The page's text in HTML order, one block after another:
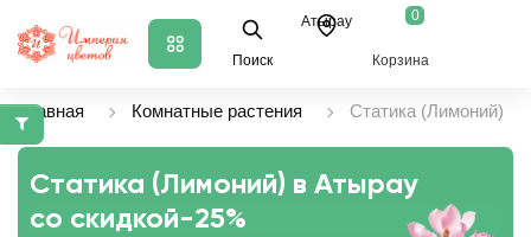
Поиск
Атырау 0
Корзина
Главная Комнатные растения Статика (Лимоний)
Статика (Лимоний) в Атырау
со скидкой-25%